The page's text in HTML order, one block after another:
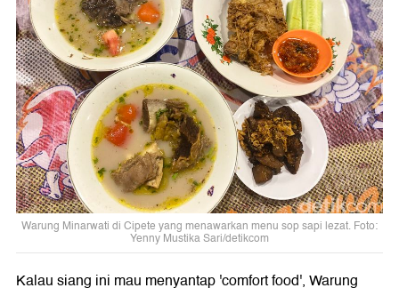
Warung Minarwati di Cipete yang menawarkan menu sop sapi lezat. Foto:
Yenny Mustika Sari/detikcom
Kalau siang ini mau menyantap 'comfort food', Warung